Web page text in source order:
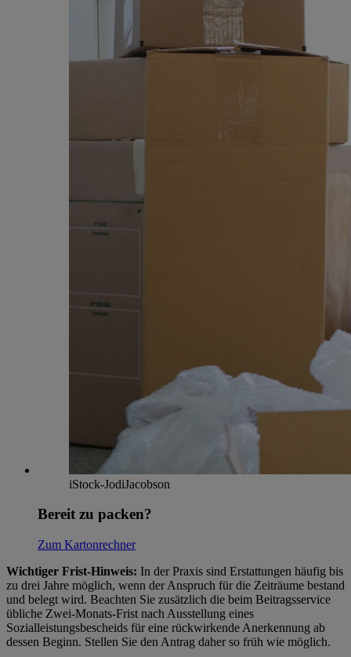
iStock-JodiJacobson
Bereit zu packen?
Zum Kartonrechner
Wichtiger Frist-Hinweis: In der Praxis sind Erstattungen häufig bis
zu drei Jahre möglich, wenn der Anspruch für die Zeiträume bestand
und belegt wird. Beachten Sie zusätzlich die beim Beitragsservice
übliche Zwei-Monats-Frist nach Ausstellung eines
Sozialleistungsbescheids für eine rückwirkende Anerkennung ab
dessen Beginn. Stellen Sie den Antrag daher so früh wie möglich.